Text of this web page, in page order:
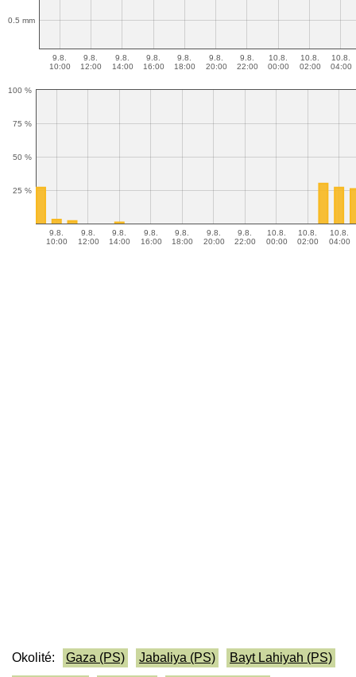
9.8.
10:00
9.8.
12:00
9.8.
14:00
9.8.
16:00
9.8.
18:00
9.8.
20:00
9.8.
22:00
10.8.
00:00
10.8.
02:00
10.8.
04:00
0.5 mm
9.8.
10:00
9.8.
12:00
9.8.
14:00
9.8.
16:00
9.8.
18:00
9.8.
20:00
9.8.
22:00
10.8.
00:00
10.8.
02:00
10.8.
04:00
25 %
50 %
75 %
100 %
Okolité: Gaza (PS) Jabaliya (PS)
Bayt Lahiyah (PS)